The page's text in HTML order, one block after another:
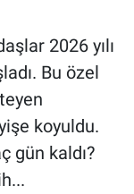
2026 yılı
Bu özel
koyuldu.
gün kaldı?